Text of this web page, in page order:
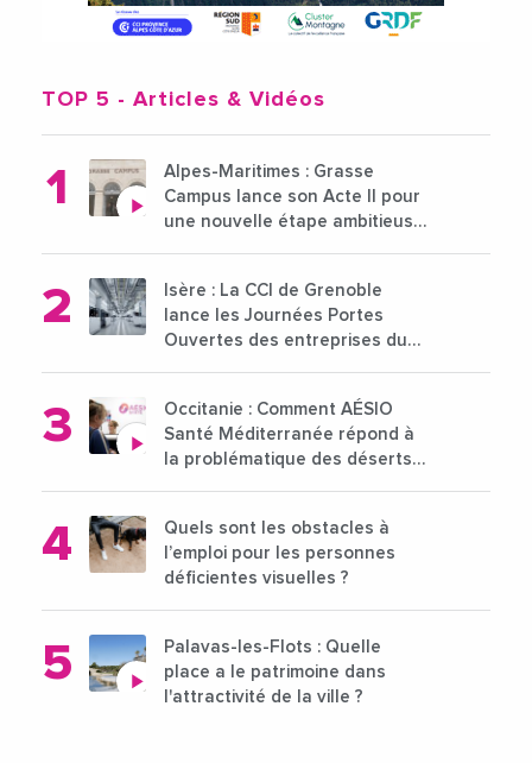
TOP 5 - Articles & Vidéos
Alpes-Maritimes : Grasse
Campus lance son Acte II pour
une nouvelle étape ambitieuse
Isère : La CCI de Grenoble
lance les Journées Portes
Ouvertes des entreprises du
Occitanie : Comment AÉSIO
Santé Méditerranée répond à
la problématique des déserts
Quels sont les obstacles à
l’emploi pour les personnes
déficientes visuelles ?
Palavas-les-Flots : Quelle
place a le patrimoine dans
l'attractivité de la ville ?